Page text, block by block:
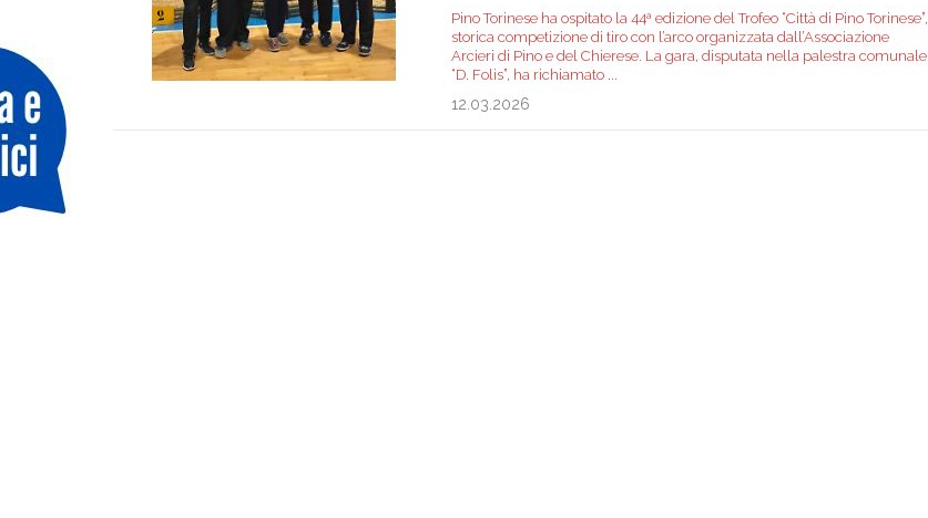
Pino Torinese ha ospitato la 44ª edizione del Trofeo “Città di Pino Torinese”,
storica competizione di tiro con l’arco organizzata dall’Associazione
Arcieri di Pino e del Chierese. La gara, disputata nella palestra comunale
“D. Folis”, ha richiamato
12.03.2026